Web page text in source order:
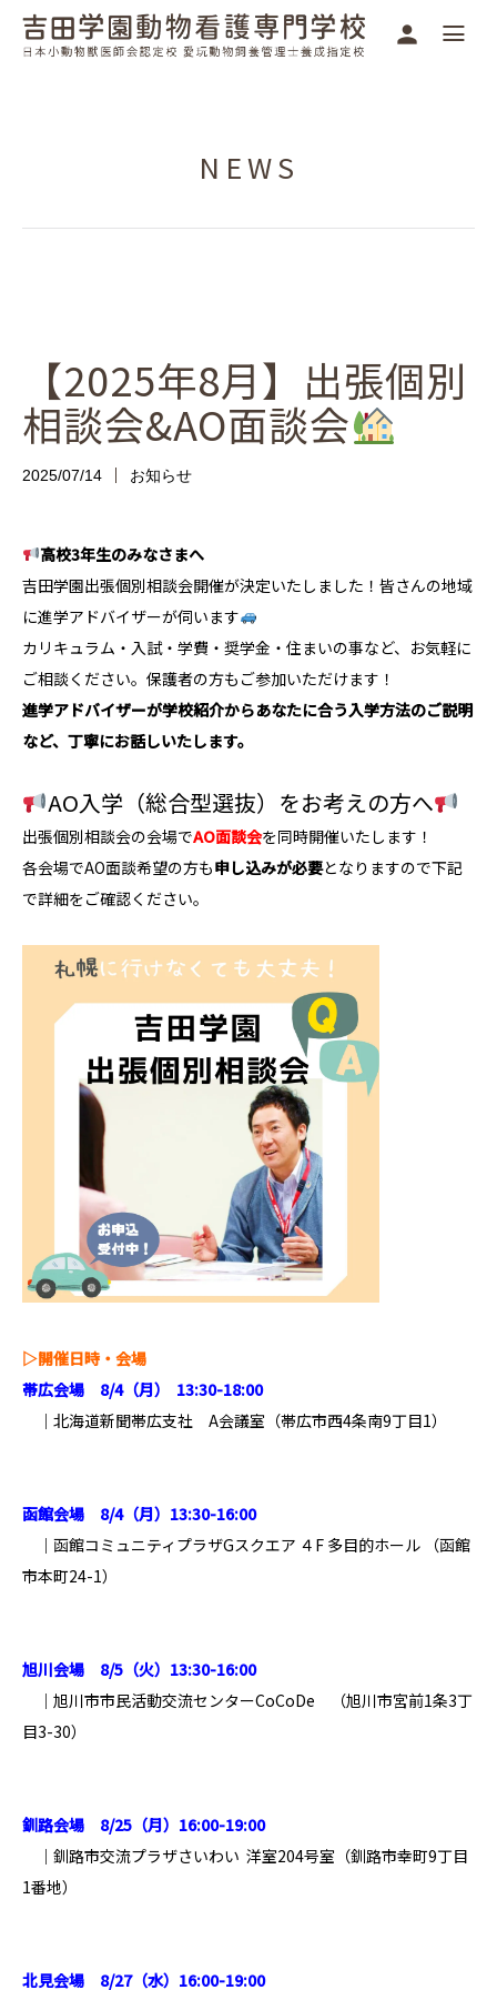
NEWS
【2025年8月】出張個別
相談会&AO面談会
2025/07/14 お知らせ
高校3年生のみなさまへ
吉田学園出張個別相談会開催が決定いたしました！皆さんの地域
に進学アドバイザーが伺います
カリキュラム・入試・学費・奨学金・住まいの事など、お気軽に
ご相談ください。保護者の方もご参加いただけます！
進学アドバイザーが学校紹介からあなたに合う入学方法のご説明
など、丁寧にお話しいたします。
AO入学（総合型選抜）をお考えの方へ
出張個別相談会の会場でAO面談会を同時開催いたします！
各会場でAO面談希望の方も申し込みが必要となりますので下記
で詳細をご確認ください。
▷開催日時・会場
帯広会場 8/4（月） 13:30-18:00
｜北海道新聞帯広支社 A会議室（帯広市西4条南9丁目1）
函館会場 8/4（月）13:30-16:00
｜函館コミュニティプラザGスクエア ４F 多目的ホール （函館
市本町24-1）
旭川会場 8/5（火）13:30-16:00
｜旭川市市民活動交流センターCoCoDe （旭川市宮前1条3丁
目3-30）
釧路会場 8/25（月）16:00-19:00
｜釧路市交流プラザさいわい 洋室204号室（釧路市幸町9丁目
1番地）
北見会場 8/27（水）16:00-19:00